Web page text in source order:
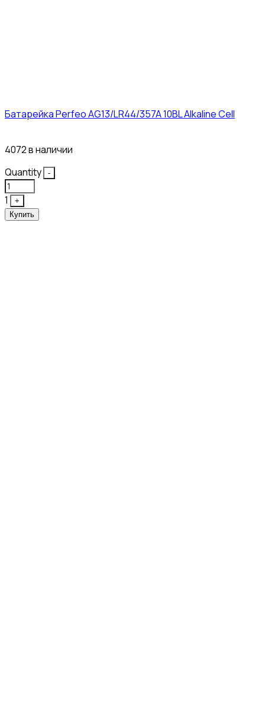
Батарейка Perfeo AG13/LR44/357A 10BL Alkaline Cell
4072 в наличии
Quantity
-
1
+
Купить